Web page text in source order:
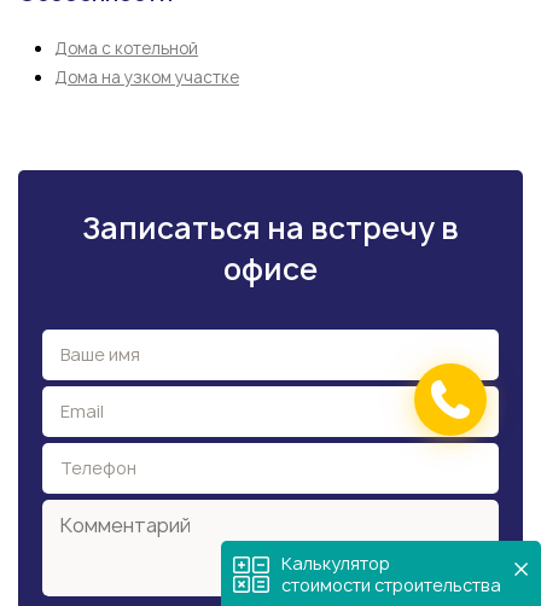
Калькулятор
стоимости строительства
Дома с котельной
Дома на узком участке
Записаться на встречу в
офисе